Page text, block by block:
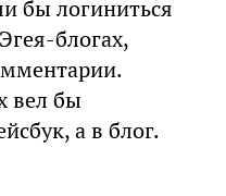
бы логиниться
блогах,
вел бы
а в блог.